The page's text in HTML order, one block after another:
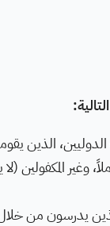
الذين
وغير المكفولين
يدرسون من